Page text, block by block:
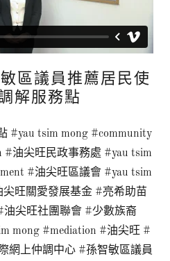
區議員推薦居民使
解服務點
#yau tsim mong #community
#油尖旺民政事務處 #yau tsim
#油尖旺區議會 #yau tsim
旺關愛發展基金 #亮希助苗
尖旺社團聯會 #少數族裔
mong #mediation #油尖旺 #
網上仲調中心 #孫智敏區議員